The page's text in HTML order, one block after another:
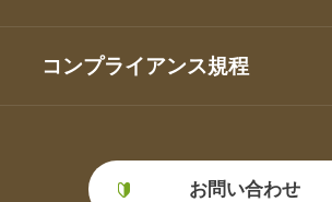
コンプライアンス規程
お問い合わせ